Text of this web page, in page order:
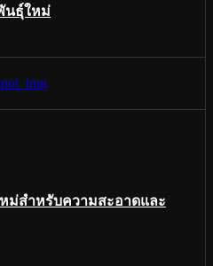
นธุ์ใหม่
ม่สำหรับความสะอาดและ